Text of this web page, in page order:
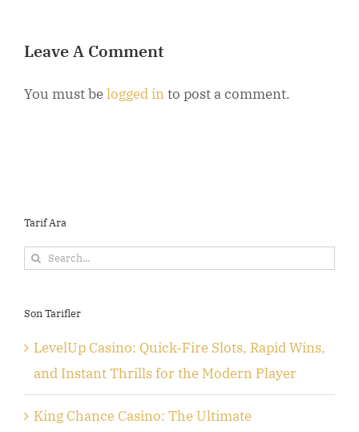
Leave A Comment
You must belogged into post a comment.
Tarif Ara
Search
Son Tarifler
LevelUp Casino: Quick‑Fire Slots, Rapid Wins,
and Instant Thrills for the Modern Player
King Chance Casino: The Ultimate